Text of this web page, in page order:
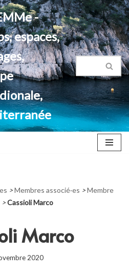
-
espaces,
> Membres associé·es > Membre
> Cassioli Marco
Marco
2020